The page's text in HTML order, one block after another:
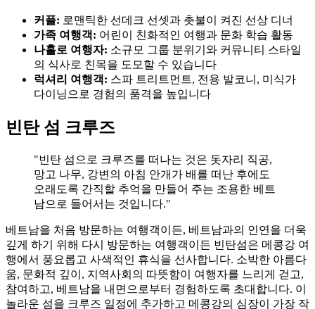
커플: 로맨틱한 선데크 선셋과 촛불이 켜진 선상 디너
가족 여행객: 어린이 친화적인 여행과 문화 학습 활동
나홀로 여행자: 소규모 그룹 분위기와 커뮤니티 스타일
의 식사로 친목을 도모할 수 있습니다
럭셔리 여행객: 스파 트리트먼트, 전용 발코니, 미식가
다이닝으로 경험의 품격을 높입니다
빈탄 섬 크루즈
"빈탄 섬으로 크루즈를 떠나는 것은 돗자리 직공,
망고 나무, 강변의 아침 안개가 배를 떠난 후에도
오래도록 간직할 추억을 만들어 주는 조용한 베트
남으로 들어서는 것입니다."
베트남을 처음 방문하는 여행객이든, 베트남과의 인연을 더욱
깊게 하기 위해 다시 방문하는 여행객이든 빈탄섬은 메콩강 여
행에서 풍요롭고 사색적인 휴식을 선사합니다. 소박한 아름다
움, 문화적 깊이, 지역사회의 따뜻함이 여행자를 느리게 걷고,
참여하고, 베트남을 내면으로부터 경험하도록 초대합니다. 이
놀라운 섬을 크루즈 일정에 추가하고 메콩강의 심장이 가장 작